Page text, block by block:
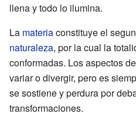
llena y todo lo ilumina.
La materiaconstituye el
naturaleza, por la cual la
conformadas. Los aspectos
variar o divergir, pero es
se sostiene y perdura por
transformaciones.